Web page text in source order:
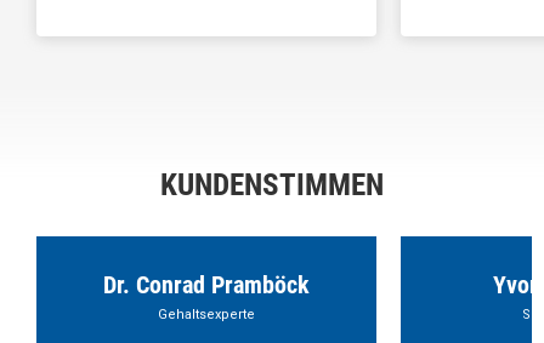
KUNDENSTIMMEN
Dr. Conrad Pramböck
Gehaltsexperte